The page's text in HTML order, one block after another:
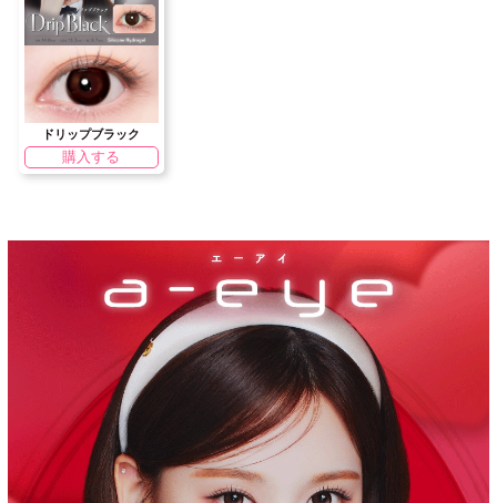
ドリップブラック
購入する